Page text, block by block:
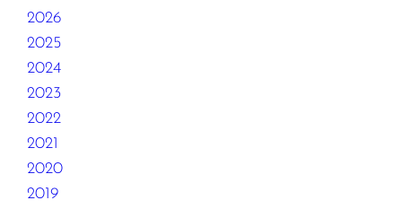
2026
2025
2024
2023
2022
2021
2020
2019